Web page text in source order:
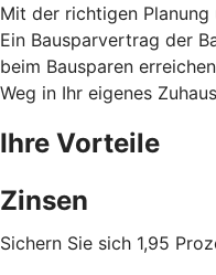
Mit der richtigen Planung
Ein Bausparvertrag der
beim Bausparen
Weg in Ihr eigenes
Ihre Vorteile
Zinsen
Sichern Sie sich 1,95